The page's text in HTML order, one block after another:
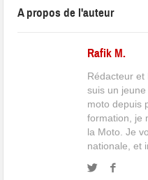
A propos de l'auteur
Rafik M.
Rédacteur et
suis un
moto depuis
formation, je
la Moto. Je
nationale, et